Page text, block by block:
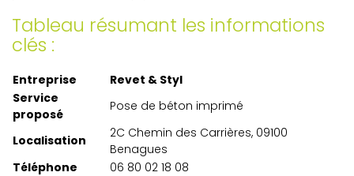
Tableau résumant les informations
clés :
Entreprise
Revet & Styl
Service
proposé
Pose de béton imprimé
Localisation
2C Chemin des Carrières, 09100
Benagues
Téléphone
06 80 02 18 08